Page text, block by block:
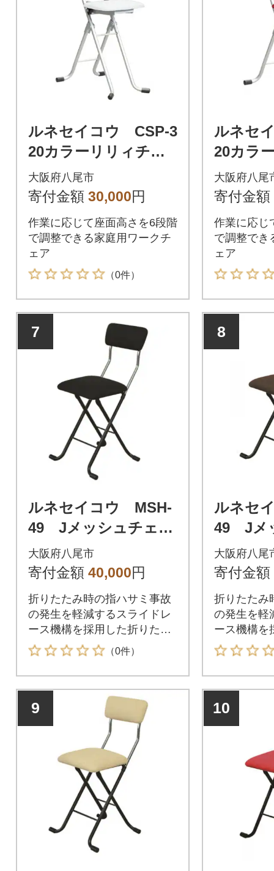
ルネセイコウ CSP-3
20カラーリリィチェ
ア(シルバー/ホワイ
ト)(D200)
大阪府八尾市
寄付金額 30,000円
作業に応じて座面高さを6段階
で調整できる家庭用ワークチ
ェア
（0件）
ルネセ
20カラ
ア(シル
(D200)
大阪府八尾
寄付金額
作業に応じ
で調整でき
ェア
7
ルネセイコウ MSH-
49 Jメッシュチェア
(ブラック)(E151)
大阪府八尾市
寄付金額 40,000円
折りたたみ時の指ハサミ事故
の発生を軽減するスライドレ
ース機構を採用した折りたた
み椅子。
（0件）
8
ルネセ
49 Jメ
(ブラウ
大阪府八尾
寄付金額
折りたたみ
の発生を軽
ース機構を
み椅子。
9 10